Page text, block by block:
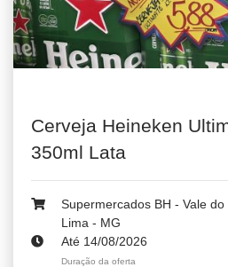
Cerveja Heineken
350ml Lata
Supermercados BH - Vale
Lima - MG
Até 14/08/2026
Duração da oferta